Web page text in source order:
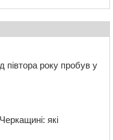
півтора року пробув у
які